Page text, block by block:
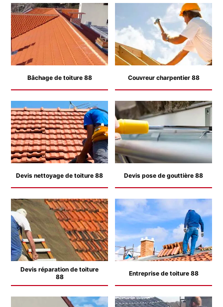
Bâchage de toiture 88 Couvreur charpentier 88
Devis nettoyage de toiture 88 Devis pose de gouttière 88
Devis réparation de toiture
88
Entreprise de toiture 88